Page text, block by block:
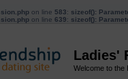
on line 583: sizeof():
on line 639: sizeof():
Ladies'
Welcome to the